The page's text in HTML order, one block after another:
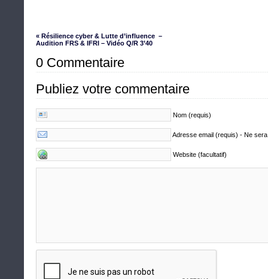
« Résilience cyber & Lutte d’influence –
Audition FRS & IFRI – Vidéo Q/R 3’40
0 Commentaire
Publiez votre commentaire
Nom (requis)
Adresse email (requis) - Ne
Website (facultatif)